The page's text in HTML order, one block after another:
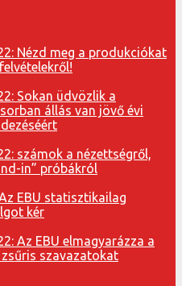
Nézd meg a produkciókat
Sokan üdvözlik a
állás van jövő évi
számok a nézettségről,
in” próbákról
EBU statisztikailag
kér
Az EBU elmagyarázza a
szavazatokat